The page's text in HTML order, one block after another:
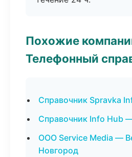
Похожие
Телефонный
Справочник Spravka
Справочник Info Hub
ООО Service Media —
Новгород